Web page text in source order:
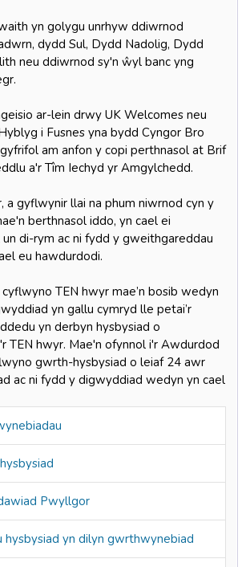
yn golygu unrhyw ddiwrnod
dydd Sul, Dydd Nadolig, Dydd
neu ddiwrnod sy'n ŵyl banc yng
ar-lein drwy UK Welcomes neu
i Fusnes yna bydd Cyngor Bro
am anfon y copi perthnasol at Brif
a'r Tîm Iechyd yr Amgylchedd.
a gyflwynir llai na phum niwrnod cyn y
berthnasol iddo, yn cael ei
di-rym ac ni fydd y gweithgareddau
eu hawdurdodi.
TEN hwyr mae’n bosib wedyn
yn gallu cymryd lle petai’r
yn derbyn hysbysiad o
TEN hwyr. Mae'n ofynnol i'r Awdurdod
gwrth-hysbysiad o leiaf 24 awr
ac ni fydd y digwyddiad wedyn yn cael
Pwyllgor
hysbysiad yn dilyn gwrthwynebiad